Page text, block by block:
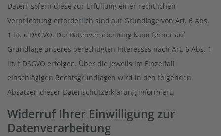
Daten, sofern diese zur Erfüllung einer rechtlichen
Verpflichtung erforderlich sind auf Grundlage von Art. 6 Abs.
1 lit. c DSGVO. Die Datenverarbeitung kann ferner auf
Grundlage unseres berechtigten Interesses nach Art. 6 Abs. 1
lit. f DSGVO erfolgen. Über die jeweils im Einzelfall
einschlägigen Rechtsgrundlagen wird in den folgenden
Absätzen dieser Datenschutzerklärung informiert.
Widerruf Ihrer Einwilligung zur
Datenverarbeitung